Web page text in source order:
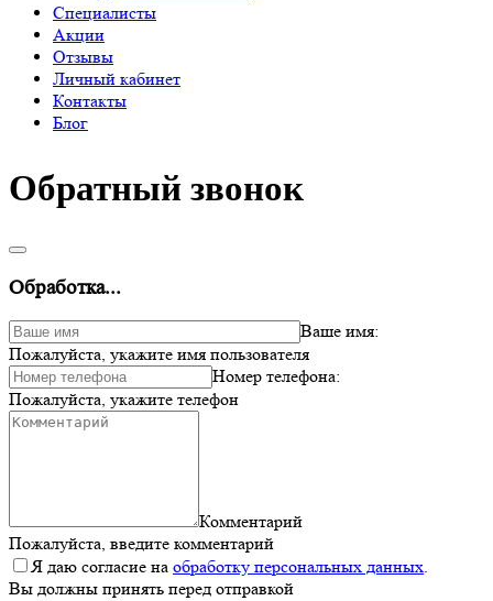
Специалисты
Акции
Отзывы
Личный кабинет
Контакты
Блог
Обратный звонок
Обработка...
Ваше имя:
Пожалуйста, укажите имя пользователя
Номер телефона:
Пожалуйста, укажите телефон
Комментарий
Пожалуйста, введите комментарий
Я даю согласие на обработку персональных данных.
Вы должны принять перед отправкой